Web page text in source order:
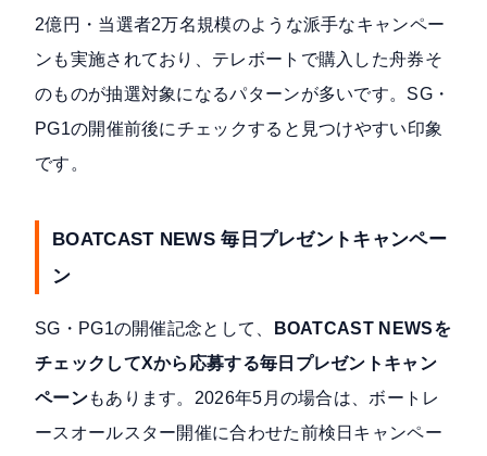
2億円・当選者2万名規模のような派手なキャンペー
ンも実施されており、テレボートで購入した舟券そ
のものが抽選対象になるパターンが多いです。SG・
PG1の開催前後にチェックすると見つけやすい印象
です。
BOATCAST NEWS 毎日プレゼントキャンペー
ン
SG・PG1の開催記念として、
BOATCAST NEWSを
チェックしてXから応募する毎日プレゼントキャン
ペーンもあります。2026年5月の場合は、ボートレ
ースオールスター開催に合わせた前検日キャンペー